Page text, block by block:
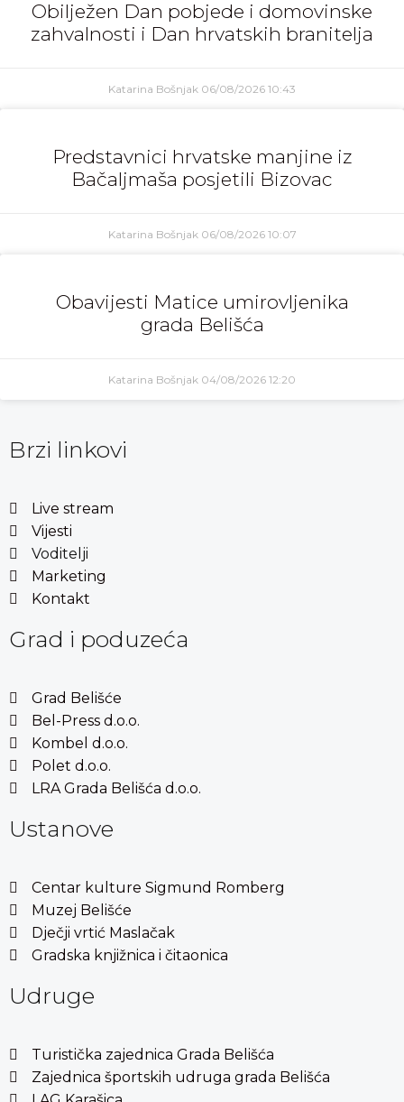
Obilježen Dan pobjede i domovinske
zahvalnosti i Dan hrvatskih branitelja
Katarina Bošnjak 06/08/2026 10:43
Predstavnici hrvatske manjine iz
Bačaljmaša posjetili Bizovac
Katarina Bošnjak 06/08/2026 10:07
Obavijesti Matice umirovljenika
grada Belišća
Katarina Bošnjak 04/08/2026 12:20
Brzi linkovi
Live stream
Vijesti
Voditelji
Marketing
Kontakt
Grad i poduzeća
Grad Belišće
Bel-Press d.o.o.
Kombel d.o.o.
Polet d.o.o.
LRA Grada Belišća d.o.o.
Ustanove
Centar kulture Sigmund Romberg
Muzej Belišće
Dječji vrtić Maslačak
Gradska knjižnica i čitaonica
Udruge
Turistička zajednica Grada Belišća
Zajednica športskih udruga grada Belišća